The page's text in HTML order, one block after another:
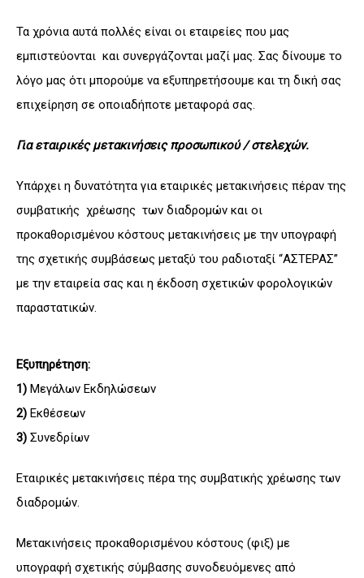
Τα χρόνια αυτά πολλές είναι οι εταιρείες που μας
εμπιστεύονται και συνεργάζονται μαζί μας. Σας δίνουμε το
λόγο μας ότι μπορούμε να εξυπηρετήσουμε και τη δική σας
επιχείρηση σε οποιαδήποτε μεταφορά σας.
Για εταιρικές μετακινήσεις προσωπικού / στελεχών.
Υπάρχει η δυνατότητα για εταιρικές μετακινήσεις πέραν της
συμβατικής χρέωσης των διαδρομών και οι
προκαθορισμένου κόστους μετακινήσεις με την υπογραφή
της σχετικής συμβάσεως μεταξύ του ραδιοταξί “ΑΣΤΕΡΑΣ”
με την εταιρεία σας και η έκδοση σχετικών φορολογικών
παραστατικών.
Εξυπηρέτηση:
1) Μεγάλων Εκδηλώσεων
2) Εκθέσεων
3) Συνεδρίων
Εταιρικές μετακινήσεις πέρα της συμβατικής χρέωσης των
διαδρομών.
Μετακινήσεις προκαθορισμένου κόστους (φιξ) με
υπογραφή σχετικής σύμβασης συνοδευόμενες από